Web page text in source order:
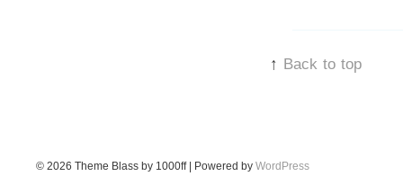
↑ Back to top
© 2026 Theme Blass by 1000ff | Powered by WordPress